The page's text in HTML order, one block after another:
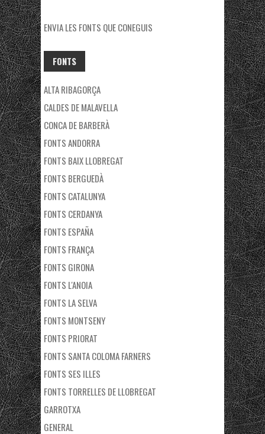
ENVIA LES FONTS QUE CONEGUIS
FONTS
ALTA RIBAGORÇA
CALDES DE MALAVELLA
CONCA DE BARBERÀ
FONTS ANDORRA
FONTS BAIX LLOBREGAT
FONTS BERGUEDÀ
FONTS CATALUNYA
FONTS CERDANYA
FONTS ESPAÑA
FONTS FRANÇA
FONTS GIRONA
FONTS L'ANOIA
FONTS LA SELVA
FONTS MONTSENY
FONTS PRIORAT
FONTS SANTA COLOMA FARNERS
FONTS SES ILLES
FONTS TORRELLES DE LLOBREGAT
GARROTXA
GENERAL